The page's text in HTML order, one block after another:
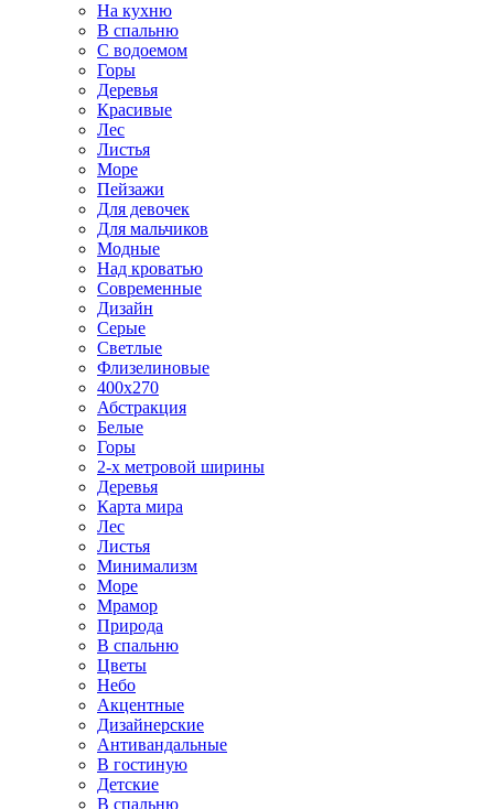
На кухню
В спальню
С водоемом
Горы
Деревья
Красивые
Лес
Листья
Море
Пейзажи
Для девочек
Для мальчиков
Модные
Над кроватью
Современные
Дизайн
Серые
Светлые
Флизелиновые
400х270
Абстракция
Белые
Горы
2-х метровой ширины
Деревья
Карта мира
Лес
Листья
Минимализм
Море
Мрамор
Природа
В спальню
Цветы
Небо
Акцентные
Дизайнерские
Антивандальные
В гостиную
Детские
В спальню